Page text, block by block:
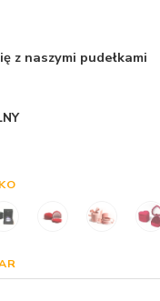
z naszymi pudełkami